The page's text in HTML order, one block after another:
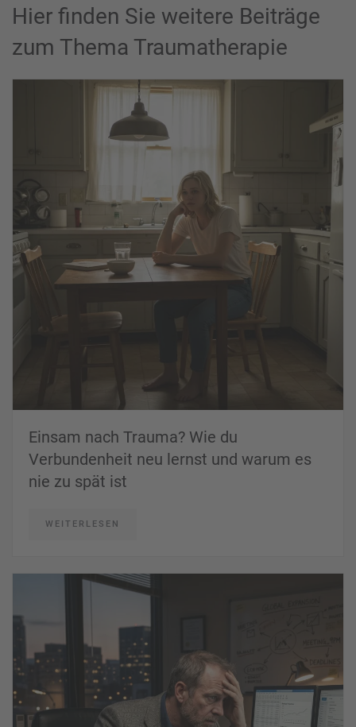
Hier finden Sie weitere Beiträge
zum Thema Traumatherapie
Einsam nach Trauma? Wie du
Verbundenheit neu lernst und warum es
nie zu spät ist
WEITERLESEN